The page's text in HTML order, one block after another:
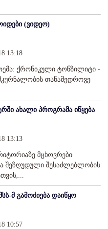
(ვიდეო)
13:18
ქრონიკული ტონზილიტი -
თანამედროვე
ახალი პროგრამა იწყება
13:13
მცხოვრები
შეზღუდული შესაძლებლობის
მ გამოძიება დაიწყო
10:57